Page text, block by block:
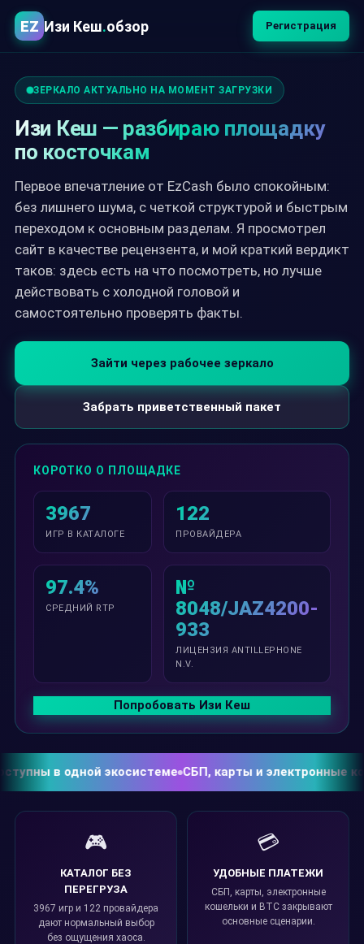
EZ Изи Кеш.обзор Регистрация
ЗЕРКАЛО АКТУАЛЬНО НА МОМЕНТ ЗАГРУЗКИ
Изи Кеш — разбираю площадку
по косточкам
Первое впечатление от EzCash было спокойным:
без лишнего шума, с четкой структурой и быстрым
переходом к основным разделам. Я просмотрел
сайт в качестве рецензента, и мой краткий вердикт
таков: здесь есть на что посмотреть, но лучше
действовать с холодной головой и
самостоятельно проверять факты.
Зайти через рабочее зеркало
Забрать приветственный пакет
КОРОТКО О ПЛОЩАДКЕ
3967
ИГР В КАТАЛОГЕ
122
ПРОВАЙДЕРА
97.4%
СРЕДНИЙ RTP
№
8048/JAZ4200-
933
ЛИЦЕНЗИЯ ANTILLEPHONE
N.V.
Попробовать Изи Кеш
в одной экосистеме СБП, карты и электронные
🎮
КАТАЛОГ БЕЗ
ПЕРЕГРУЗА
3967 игр и 122 провайдера
дают нормальный выбор
без ощущения хаоса.
💳
УДОБНЫЕ ПЛАТЕЖИ
СБП, карты, электронные
кошельки и BTC закрывают
основные сценарии.